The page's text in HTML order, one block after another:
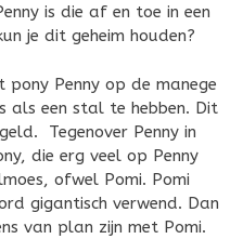
is die af en toe in een
je dit geheim houden?
Penny op de manege
als een stal te hebben. Dit
Tegenover Penny in
die erg veel op Penny
ofwel Pomi. Pomi
gigantisch verwend. Dan
van plan zijn met Pomi.